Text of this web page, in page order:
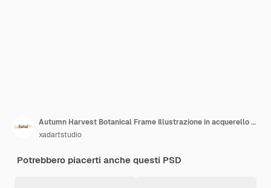
Autumn Harvest Botanical Frame Illustrazione in acquerello di zucche, zucche e varie piante autunnali che formano un confine decorativo
xadartstudio
Potrebbero piacerti anche questi PSD